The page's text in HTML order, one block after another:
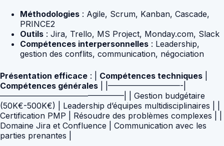
Méthodologies : Agile, Scrum, Kanban, Cascade,
PRINCE2
Outils : Jira, Trello, MS Project, Monday.com, Slack
Compétences interpersonnelles : Leadership,
gestion des conflits, communication, négociation
Présentation efficace : | Compétences techniques
Compétences générales | |—————————-|
———————————————–| | Gestion budgétaire
(50K€-500K€) | Leadership d’équipes multidisciplinaires | |
Certification PMP | Résoudre des problèmes complexes | |
Domaine Jira et Confluence | Communication avec les
parties prenantes |